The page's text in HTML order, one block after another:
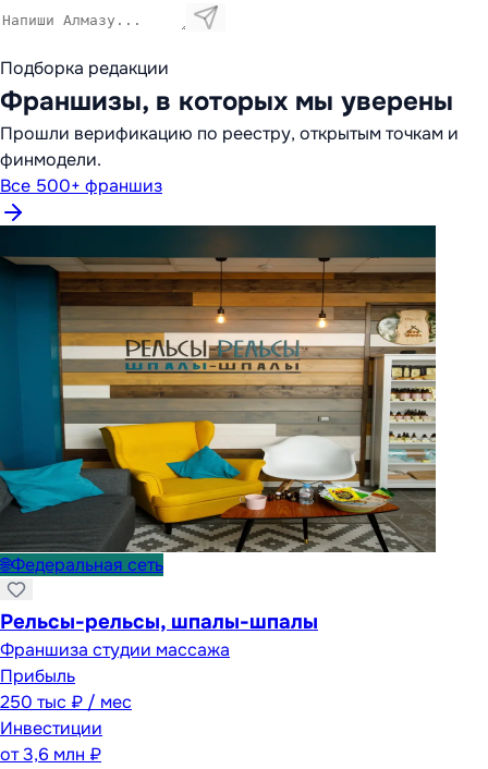
Подборка редакции
Франшизы, в которых мы уверены
Прошли верификацию по реестру, открытым точкам и
финмодели.
Все 500+ франшиз
🌐Федеральная сеть
Рельсы-рельсы, шпалы-шпалы
Франшиза студии массажа
Прибыль
250 тыс ₽ / мес
Инвестиции
от3,6 млн ₽